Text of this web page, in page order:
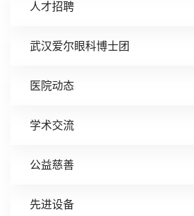
人才招聘
武汉爱尔眼科博士团
医院动态
学术交流
公益慈善
先进设备